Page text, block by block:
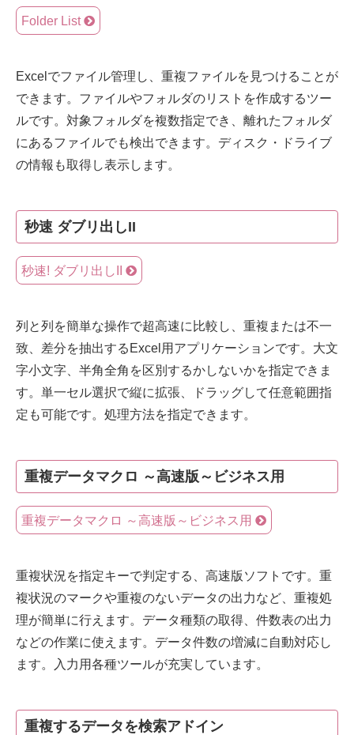
Folder List
Excelでファイル管理し、重複ファイルを見つけることが
できます。ファイルやフォルダのリストを作成するツー
ルです。対象フォルダを複数指定でき、離れたフォルダ
にあるファイルでも検出できます。ディスク・ドライブ
の情報も取得し表示します。
秒速 ダブリ出しII
秒速! ダブリ出しII
列と列を簡単な操作で超高速に比較し、重複または不一
致、差分を抽出するExcel用アプリケーションです。大文
字小文字、半角全角を区別するかしないかを指定できま
す。単一セル選択で縦に拡張、ドラッグして任意範囲指
定も可能です。処理方法を指定できます。
重複データマクロ ～高速版～ビジネス用
重複データマクロ ～高速版～ビジネス用
重複状況を指定キーで判定する、高速版ソフトです。重
複状況のマークや重複のないデータの出力など、重複処
理が簡単に行えます。データ種類の取得、件数表の出力
などの作業に使えます。データ件数の増減に自動対応し
ます。入力用各種ツールが充実しています。
重複するデータを検索アドイン